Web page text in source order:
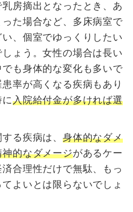
房摘出となったとき、あ
た場合など、多床病室で
、個室でゆっくりしたい
ょう。女性の場合は長い
も身体的な変化も多いで
率が高くなる疾病もあり
入院給付金が多ければ選
る疾病は、 身体的なダメ
的なダメージがあるケー
合理性だけで無駄、もっ
よいとは限らないでしょ